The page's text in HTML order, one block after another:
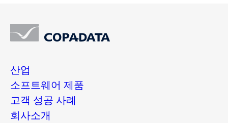
산업
소프트웨어 제품
고객 성공 사례
회사소개